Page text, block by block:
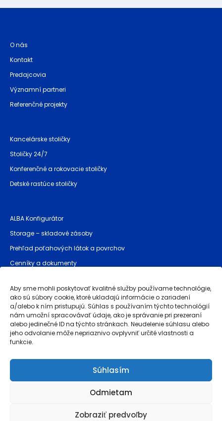
Aby sme mohli poskytovať kvalitné služby používame technológie,
ako sú súbory cookie, ktoré ukladajú informácie o zariadení
a/alebo k ním pristupujú. Súhlas s používaním týchto technológií
nám umožní spracovávať údaje, ako je správanie pri prezeraní
alebo jedinečné ID na týchto stránkach. Neudelenie súhlasu alebo
jeho odvolanie môže nepriaznivo ovplyvniť určité vlastnosti a
funkcie.
Súhlasím
Odmietam
Zobraziť predvoľby
O nás
Kontakt
Predajcovia
Významní partneri
Referenčné projekty
Kancelárske stoličky
Stoličky 24/7
Konferenčné a rokovacie stoličky
Detské rastúce stoličky
ALBA Konfigurátor
Storage – skladové zásoby
Prehľad poťahových látok a povrchov
Cenníky a dokumenty
Prevádzkovateľ stránky
Obchodné podmienky
Reklamácie a záruka akosti
Ochrana osobných údajov